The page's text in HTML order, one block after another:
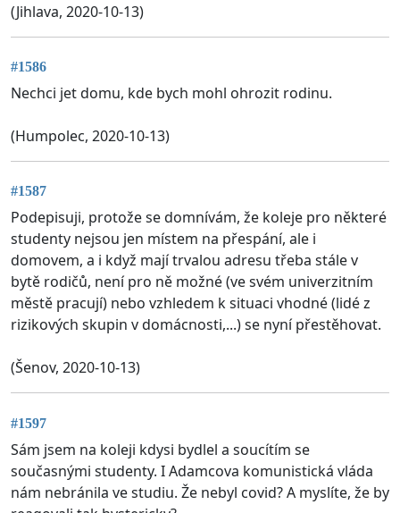
(Jihlava, 2020-10-13)
#1586
Nechci jet domu, kde bych mohl ohrozit rodinu.
(Humpolec, 2020-10-13)
#1587
Podepisuji, protože se domnívám, že koleje pro některé
studenty nejsou jen místem na přespání, ale i
domovem, a i když mají trvalou adresu třeba stále v
bytě rodičů, není pro ně možné (ve svém univerzitním
městě pracují) nebo vzhledem k situaci vhodné (lidé z
rizikových skupin v domácnosti,...) se nyní přestěhovat.
(Šenov, 2020-10-13)
#1597
Sám jsem na koleji kdysi bydlel a soucítím se
současnými studenty. I Adamcova komunistická vláda
nám nebránila ve studiu. Že nebyl covid? A myslíte, že by